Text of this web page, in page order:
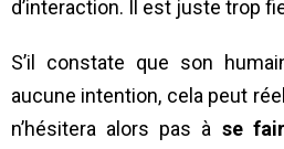
d’interaction. Il est juste trop
S’il constate que son
aucune intention, cela peut
n’hésitera alors pas à se